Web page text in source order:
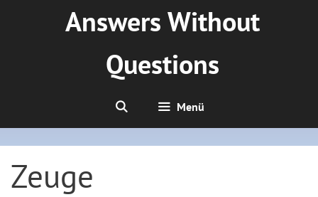
Answers Without
Questions
Menü
Zeuge